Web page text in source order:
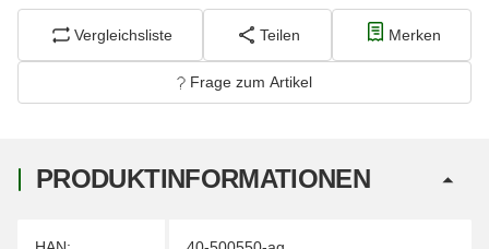
Vergleichsliste Teilen Merken
Frage zum Artikel
PRODUKTINFORMATIONEN